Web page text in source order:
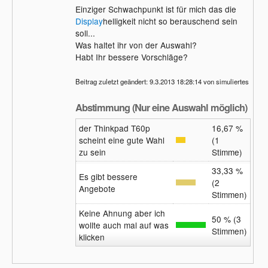
Einziger Schwachpunkt ist für mich das die
Displayhelligkeit nicht so berauschend sein
soll...
Was haltet ihr von der Auswahl?
Habt Ihr bessere Vorschläge?
Beitrag zuletzt geändert: 9.3.2013 18:28:14 von simuliertes
Abstimmung (Nur eine Auswahl möglich)
der Thinkpad T60p
scheint eine gute Wahl
zu sein
16,67 %
(1
Stimme)
Es gibt bessere
Angebote
33,33 %
(2
Stimmen)
Keine Ahnung aber ich
wollte auch mal auf was
klicken
50 % (3
Stimmen)